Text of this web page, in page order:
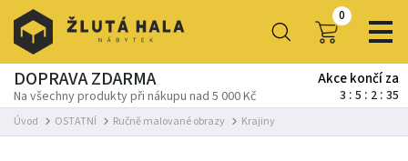
0
DOPRAVA ZDARMA
Na všechny produkty při nákupu nad 5 000 Kč
Akce končí za
3 5 2 35
Úvod OSTATNÍ Ručně malované obrazy Krajiny